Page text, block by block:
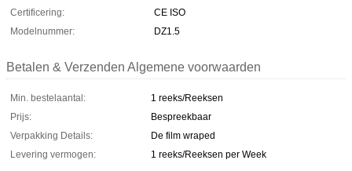
Certificering:
CE ISO
Modelnummer:
DZ1.5
Betalen & Verzenden Algemene voorwaarden
Min. bestelaantal:
1 reeks/Reeksen
Prijs:
Bespreekbaar
Verpakking Details:
De film wraped
Levering vermogen:
1 reeks/Reeksen per Week